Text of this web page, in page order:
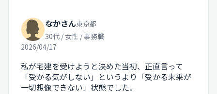
なかさん東京都
30代 / 女性 / 事務職
2026/04/17
私が宅建を受けようと決めた当初、正直言って
「受かる気がしない」というより「受かる未来が
一切想像できない」状態でした。